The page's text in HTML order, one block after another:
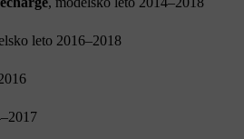
leto 2016–2018